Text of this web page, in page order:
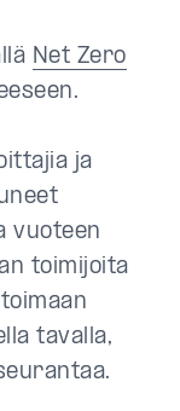
Net Zero
ja
vuoteen
toimijoita
tavalla,